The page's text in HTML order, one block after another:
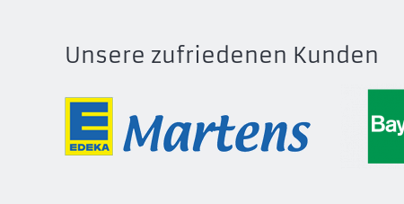
Unsere zufriedenen Kunden